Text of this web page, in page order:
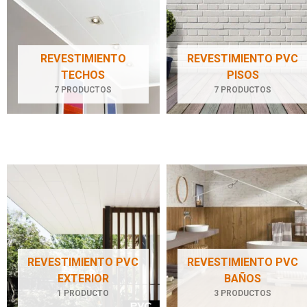
REVESTIMIENTO
TECHOS
7 PRODUCTOS
REVESTIMIENTO PVC
PISOS
7 PRODUCTOS
REVESTIMIENTO PVC
EXTERIOR
1 PRODUCTO
REVESTIMIENTO PVC
BAÑOS
3 PRODUCTOS